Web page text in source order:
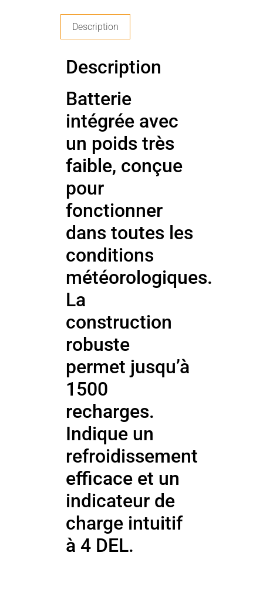
Description
Description
Batterie
intégrée avec
un poids très
faible, conçue
pour
fonctionner
dans toutes les
conditions
météorologiques.
La
construction
robuste
permet jusqu’à
1500
recharges.
Indique un
refroidissement
efficace et un
indicateur de
charge intuitif
à 4 DEL.